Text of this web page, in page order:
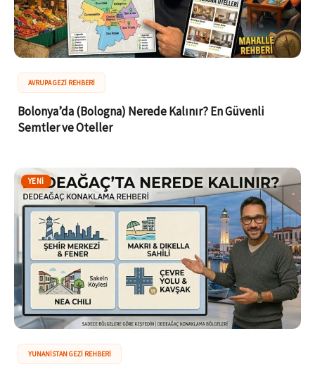
AVRUPA GEZI REHBERI
Bolonya’da (Bologna) Nerede Kalınır? En Güvenli
Semtler ve Oteller
YENI
YUNANISTAN GEZI REHBERI